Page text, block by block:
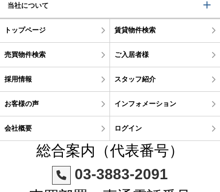
当社について
トップページ 賃貸物件検索
売買物件検索 ご入居者様
採用情報 スタッフ紹介
お客様の声 インフォメーション
会社概要 ログイン
総合案内（代表番号）
03-3883-2091